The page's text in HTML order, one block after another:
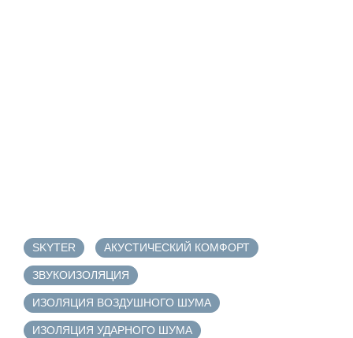
SKYTER АКУСТИЧЕСКИЙ КОМФОРТ
ЗВУКОИЗОЛЯЦИЯ
ИЗОЛЯЦИЯ ВОЗДУШНОГО ШУМА
ИЗОЛЯЦИЯ УДАРНОГО ШУМА